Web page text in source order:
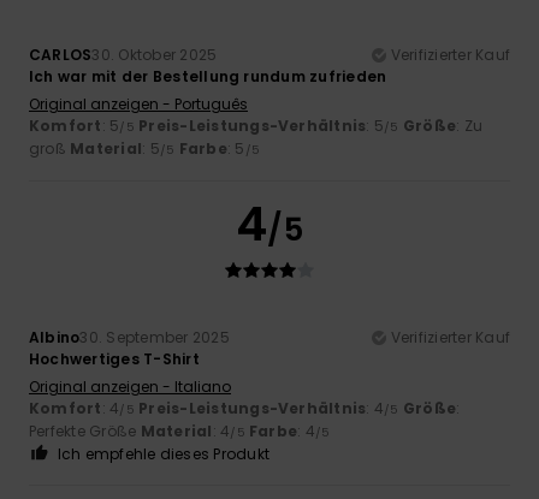
CARLOS30. Oktober 2025
Verifizierter Kauf
Ich war mit der Bestellung rundum zufrieden
Original anzeigen - Português
Komfort: 5/5 Preis-Leistungs-Verhältnis: 5/5 Größe: Zu
groß Material: 5/5 Farbe: 5 /5
4/5
Albino30. September 2025
Verifizierter Kauf
Hochwertiges T-Shirt
Original anzeigen - Italiano
Komfort: 4/5 Preis-Leistungs-Verhältnis: 4/5 Größe:
Perfekte Größe Material: 4/5 Farbe: 4/5
Ich empfehle dieses Produkt